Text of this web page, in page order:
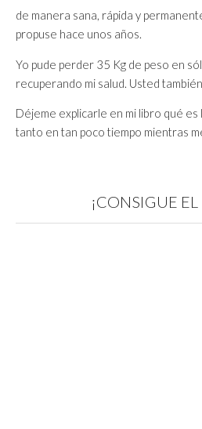
de manera sana, rápida y
propuse hace unos años.
Yo pude perder 35 Kg de peso en
recuperando mi salud. Usted
Déjeme explicarle en mi libro qué
tanto en tan poco tiempo mientras
¡CONSIGUE